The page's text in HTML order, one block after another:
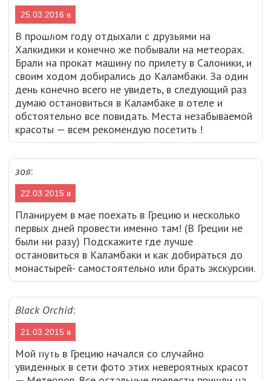
25.03.2016 в
08:00
В прошлом году отдыхали с друзьями на
Халкидики и конечно же побывали на метеорах.
Брали на прокат машину по прилету в Салоники, и
своим ходом добирались до Каламбаки. За один
день конечно всего не увидеть, в следующий раз
думаю остановиться в Каламбаке в отеле и
обстоятельно все повидать. Места незабываемой
красоты — всем рекомендую посетить !
зоя:
22.03.2015 в
01:54
Планируем в мае поехать в Грецию и несколько
первых дней провести именно там! (В Греции не
были ни разу) Подскажите где лучше
остановиться в Каламбаки и как добираться до
монастырей- самостоятельно или брать экскурсии.
Black Orchid:
21.03.2015 в
23:50
Мой путь в Грецию начался со случайно
увиденных в сети фото этих невероятных красот